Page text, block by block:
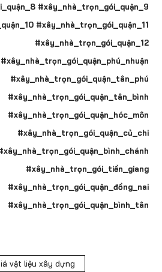
#xây_nhà_trọn_gói_quận_9
#xây_nhà_trọn_gói_quận_11
#xây_nhà_trọn_gói_quận_12
#xây_nhà_trọn_gói_quận_phú_nhuận
#xây_nhà_trọn_gói_quận_tân_phú
#xây_nhà_trọn_gói_quận_tân_bình
#xây_nhà_trọn_gói_quận_hóc_môn
#xây_nhà_trọn_gói_quận_củ_chi
#xây_nhà_trọn_gói_tiền_giang
#xây_nhà_trọn_gói_quận_đồng_nai
#xây_nhà_trọn_gói_quận_bình_tân
vật liệu xây dựng